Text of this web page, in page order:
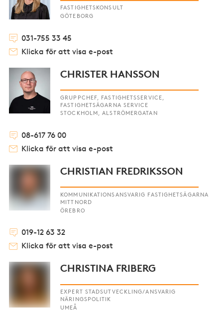
FASTIGHETSKONSULT
GÖTEBORG
031-755 33 45
Klicka för att visa e-post
CHRISTER HANSSON
GRUPPCHEF, FASTIGHETSSERVICE,
FASTIGHETSÄGARNA SERVICE
STOCKHOLM, ALSTRÖMERGATAN
08-617 76 00
Klicka för att visa e-post
CHRISTIAN FREDRIKSSON
KOMMUNIKATIONSANSVARIG FASTIGHETSÄGARNA
MITTNORD
ÖREBRO
019-12 63 32
Klicka för att visa e-post
CHRISTINA FRIBERG
EXPERT STADSUTVECKLING/ANSVARIG
NÄRINGSPOLITIK
UMEÅ